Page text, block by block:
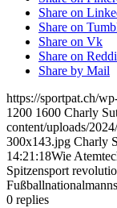
Share on
Share on
Share on Vk
Share on
Share by Mail
https://sportpat.ch/
1200 1600 Charly
content/uploads/
300x143.jpg Charly
14:21:18Wie
Spitzensport
0 replies